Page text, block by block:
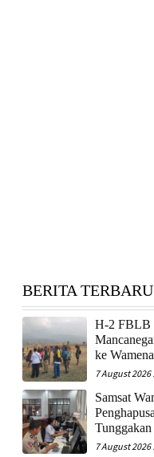
BERITA TERBARU
H-2 FBLB
ke Wamena
7 August 2026
Samsat
Tunggakan
7 August 2026